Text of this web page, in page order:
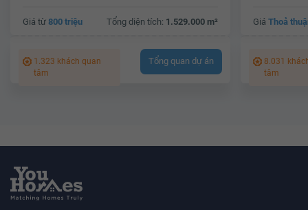
Giá từ 800 triệu Tổng diện tích: 1.529.000 m²
1.323 khách quan
tâm
Tổng quan dự án
Giá Thoả
8.031
tâm